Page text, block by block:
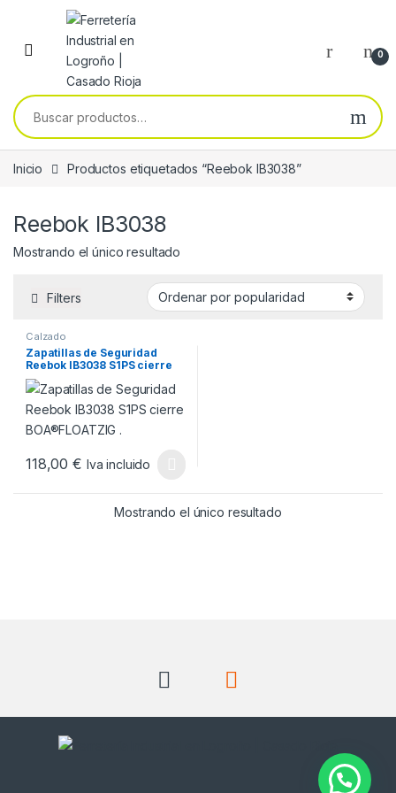
Skip to navigation
Skip to content
0
Buscar por:
Inicio Productos etiquetados “Reebok IB3038”
Reebok IB3038
Mostrando el único resultado
Filters
Calzado
Zapatillas de Seguridad
Reebok IB3038 S1PS cierre
BOA®FLOATZIG .
118,00€ Iva incluido
Este producto tiene múltiples variantes. Las opciones se
Mostrando el único resultado